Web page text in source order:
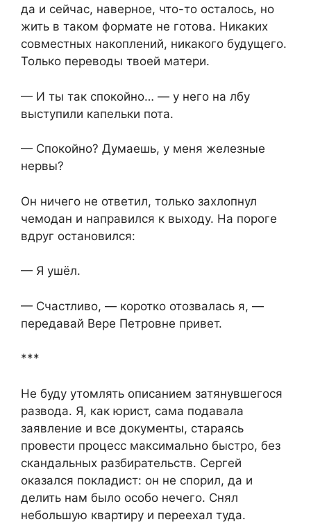
да и сейчас, наверное, что-то осталось, но
жить в таком формате не готова. Никаких
совместных накоплений, никакого будущего.
Только переводы твоей матери.
— И ты так спокойно… — у него на лбу
выступили капельки пота.
— Спокойно? Думаешь, у меня железные
нервы?
Он ничего не ответил, только захлопнул
чемодан и направился к выходу. На пороге
вдруг остановился:
— Я ушёл.
— Счастливо, — коротко отозвалась я, —
передавай Вере Петровне привет.
***
Не буду утомлять описанием затянувшегося
развода. Я, как юрист, сама подавала
заявление и все документы, стараясь
провести процесс максимально быстро, без
скандальных разбирательств. Сергей
оказался покладист: он не спорил, да и
делить нам было особо нечего. Снял
небольшую квартиру и переехал туда.